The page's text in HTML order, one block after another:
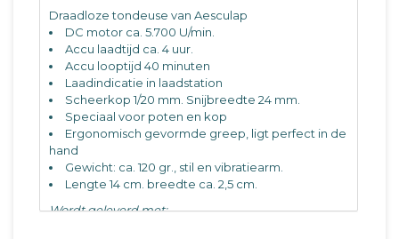
Draadloze tondeuse van Aesculap
DC motor ca. 5.700 U/min.
Accu laadtijd ca. 4 uur.
Accu looptijd 40 minuten
Laadindicatie in laadstation
Scheerkop 1/20 mm. Snijbreedte 24 mm.
Speciaal voor poten en kop
Ergonomisch gevormde greep, ligt perfect in de
hand
Gewicht: ca. 120 gr., stil en vibratiearm.
Lengte 14 cm. breedte ca. 2,5 cm.
Wordt geleverd met: